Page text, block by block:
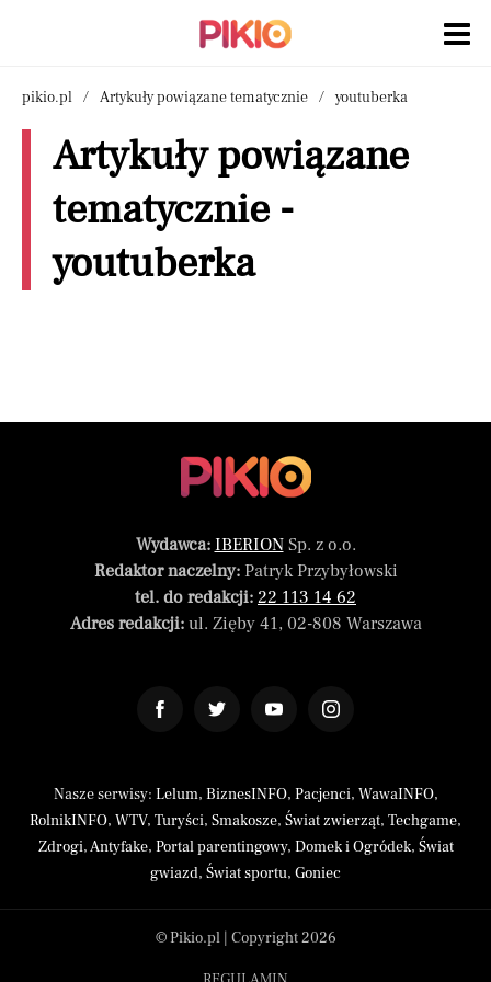
pikio.pl Artykuły powiązane tematycznie youtuberka
Artykuły powiązane
tematycznie -
youtuberka
Wydawca: IBERIONSp. z o.o.
Redaktor naczelny:Patryk Przybyłowski
tel. do redakcji: 22 113 14 62
Adres redakcji:ul. Zięby 41, 02-808 Warszawa
Nasze serwisy: Lelum, BiznesINFO, Pacjenci, WawaINFO,
RolnikINFO, WTV, Turyści, Smakosze, Świat zwierząt, Techgame,
Zdrogi,Antyfake, Portal parentingowy, Domek i Ogródek, Świat
gwiazd, Świat sportu, Goniec
© Pikio.pl | Copyright 2026